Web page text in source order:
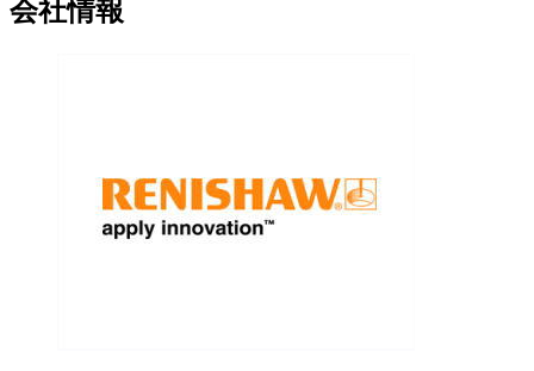
会社情報